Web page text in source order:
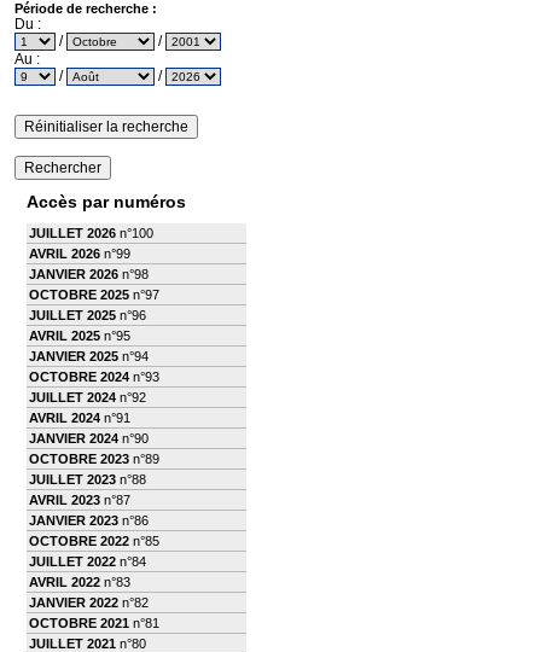
Période de recherche :
Du :
/
/
Au :
/
/
Accès par numéros
JUILLET 2026 n°100
AVRIL 2026 n°99
JANVIER 2026 n°98
OCTOBRE 2025 n°97
JUILLET 2025 n°96
AVRIL 2025 n°95
JANVIER 2025 n°94
OCTOBRE 2024 n°93
JUILLET 2024 n°92
AVRIL 2024 n°91
JANVIER 2024 n°90
OCTOBRE 2023 n°89
JUILLET 2023 n°88
AVRIL 2023 n°87
JANVIER 2023 n°86
OCTOBRE 2022 n°85
JUILLET 2022 n°84
AVRIL 2022 n°83
JANVIER 2022 n°82
OCTOBRE 2021 n°81
JUILLET 2021 n°80